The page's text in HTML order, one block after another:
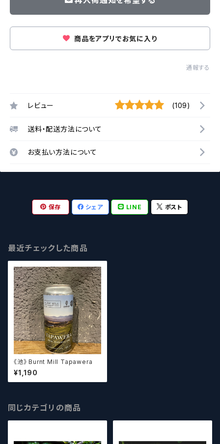
商品をアプリでお気に入り
通報する
レビュー (109)
送料・配送方法について
お支払い方法について
保存 シェア LINE ポスト
最近チェックした商品
《池》 Burnt Mill Tapawera
¥1,190
同じカテゴリの商品